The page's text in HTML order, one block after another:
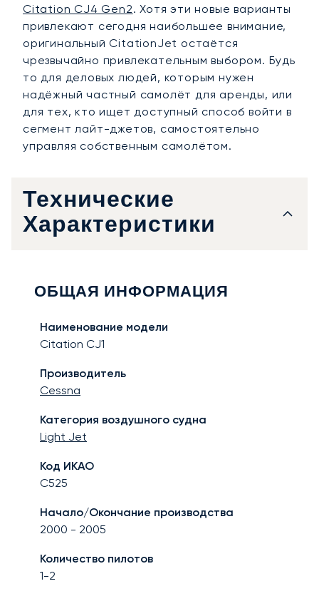
Citation CJ4 Gen2. Хотя эти новые варианты
привлекают сегодня наибольшее внимание,
оригинальный CitationJet остаётся
чрезвычайно привлекательным выбором. Будь
то для деловых людей, которым нужен
надёжный частный самолёт для аренды, или
для тех, кто ищет доступный способ войти в
сегмент лайт-джетов, самостоятельно
управляя собственным самолётом.
Технические
Характеристики
ОБЩАЯ ИНФОРМАЦИЯ
Наименование модели
Citation CJ1
Производитель
Cessna
Категория воздушного судна
Light Jet
Код ИКАО
C525
Начало/Окончание производства
2000 - 2005
Количество пилотов
1-2